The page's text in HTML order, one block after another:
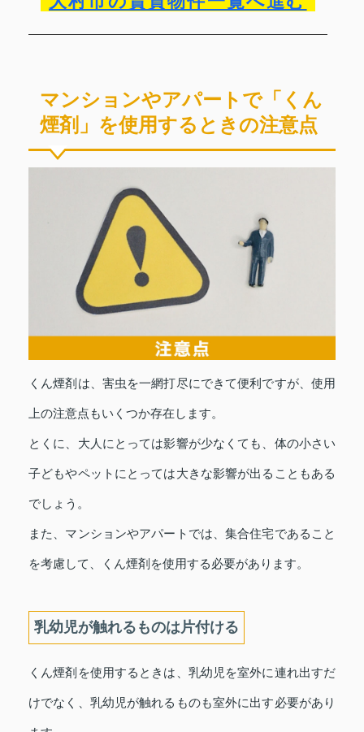
マンションやアパートで「くん
煙剤」を使用するときの注意点
くん煙剤は、害虫を一網打尽にできて便利ですが、使用
上の注意点もいくつか存在します。
とくに、大人にとっては影響が少なくても、体の小さい
子どもやペットにとっては大きな影響が出ることもある
でしょう。
また、マンションやアパートでは、集合住宅であること
を考慮して、くん煙剤を使用する必要があります。
乳幼児が触れるものは片付ける
くん煙剤を使用するときは、乳幼児を室外に連れ出すだ
けでなく、乳幼児が触れるものも室外に出す必要があり